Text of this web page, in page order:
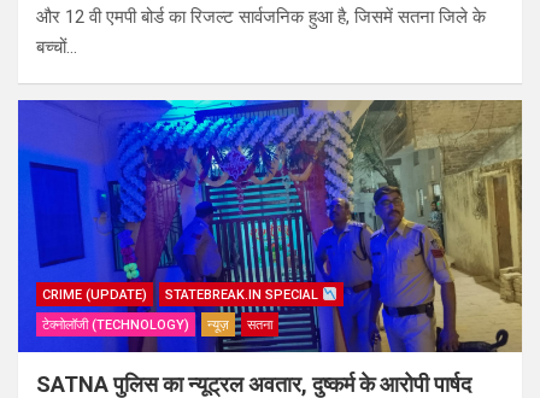
और 12 वी एमपी बोर्ड का रिजल्ट सार्वजनिक हुआ है, जिसमें सतना जिले के
बच्चों…
CRIME (UPDATE)
STATEBREAK.IN SPECIAL
टेक्नोलॉजी (TECHNOLOGY)
न्यूज़ सतना
SATNA पुलिस का न्यूट्रल अवतार, दुष्कर्म के आरोपी पार्षद